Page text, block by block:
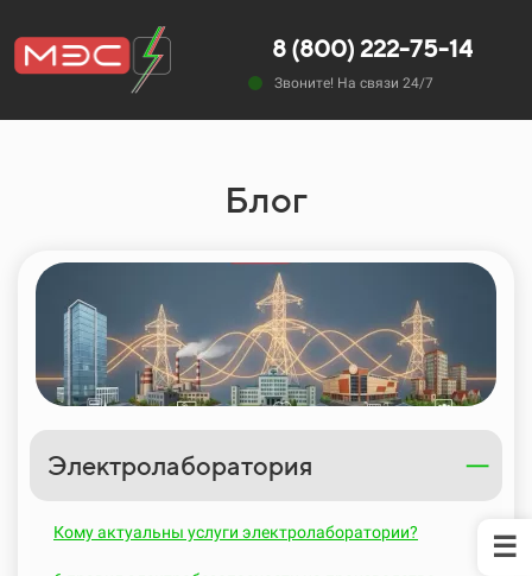
8 (800) 222-75-14
Звоните! На связи 24/7
Блог
Электролаборатория
Кому актуальны услуги электролаборатории?